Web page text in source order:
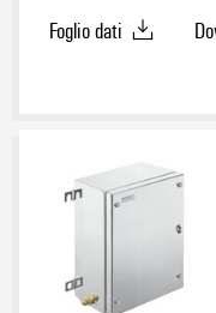
acciaio inossidabile
Foglio dati